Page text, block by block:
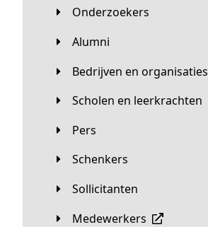
Onderzoekers
Alumni
Bedrijven en organisaties
Scholen en leerkrachten
Pers
Schenkers
Sollicitanten
Medewerkers